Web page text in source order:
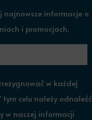
najnowsze informacje o
i promocjach.
w każdej
tym celu należy odnaleźć
w naszej informacji